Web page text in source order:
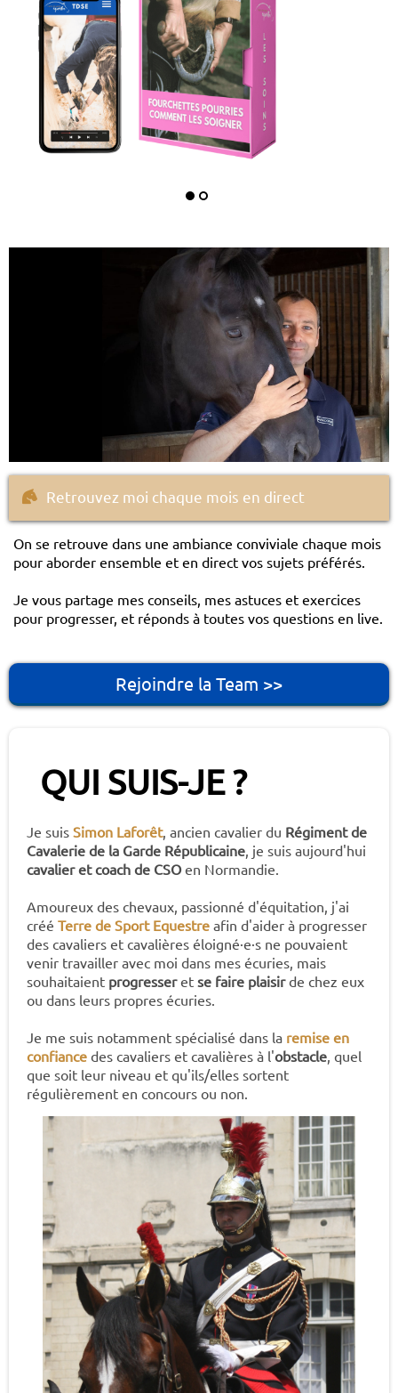
Retrouvez moi chaque mois en direct
On se retrouve dans une ambiance conviviale chaque mois
pour aborder ensemble et en direct vos sujets préférés.
Je vous partage mes conseils, mes astuces et exercices
pour progresser, et réponds à toutes vos questions en live.
Rejoindre la Team >>
QUI SUIS-JE ?
Je suis Simon Laforêt, ancien cavalier du Régiment de
Cavalerie de la Garde Républicaine , je suis aujourd'hui
cavalier et coach de CSOen Normandie.
Amoureux des chevaux, passionné d'équitation, j'ai
créé Terre de Sport Equestre afin d'aider à progresser
des cavaliers et cavalières éloigné·e·s ne pouvaient
venir travailler avec moi dans mes écuries, mais
souhaitaient progresseret se faire plaisirde chez eux
ou dans leurs propres écuries.
Je me suis notamment spécialisé dans la remise en
confiance des cavaliers et cavalières à l'obstacle , quel
que soit leur niveau et qu'ils/elles sortent
régulièrement en concours ou non.